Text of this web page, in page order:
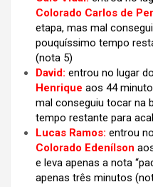
Colorado Carlos de
etapa, mas mal
pouquíssimo tempo
(nota 5)
David: entrou no lugar do
Henrique aos 44
mal conseguiu tocar na
tempo restante para
Lucas Ramos: entrou
Colorado Edenílson
e leva apenas a nota
apenas três minutos